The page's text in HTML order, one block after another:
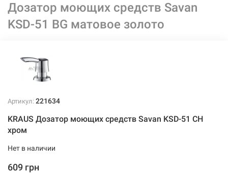
Дозатор моющих средств Savan
KSD-51 BG матовое золото
Артикул: 221634
KRAUS Дозатор моющих средств Savan KSD-51 CH
хром
Нет в наличии
609 грн